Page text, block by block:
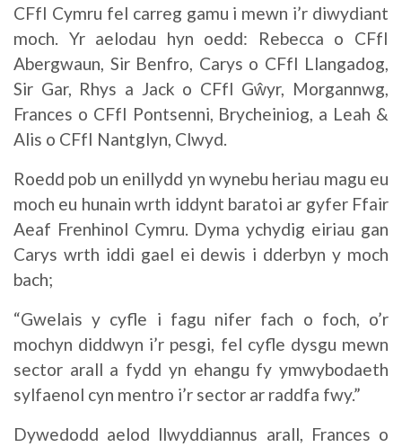
CFfI Cymru fel carreg gamu i mewn i’r diwydiant
moch. Yr aelodau hyn oedd: Rebecca o CFfI
Abergwaun, Sir Benfro, Carys o CFfI Llangadog,
Sir Gar, Rhys a Jack o CFfI Gŵyr, Morgannwg,
Frances o CFfI Pontsenni, Brycheiniog, a Leah &
Alis o CFfI Nantglyn, Clwyd.
Roedd pob un enillydd yn wynebu heriau magu eu
moch eu hunain wrth iddynt baratoi ar gyfer Ffair
Aeaf Frenhinol Cymru. Dyma ychydig eiriau gan
Carys wrth iddi gael ei dewis i dderbyn y moch
bach;
“Gwelais y cyfle i fagu nifer fach o foch, o’r
mochyn diddwyn i’r pesgi, fel cyfle dysgu mewn
sector arall a fydd yn ehangu fy ymwybodaeth
sylfaenol cyn mentro i’r sector ar raddfa fwy.”
Dywedodd aelod llwyddiannus arall, Frances o